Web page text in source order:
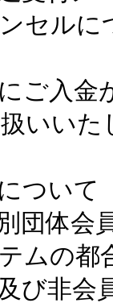
セル
ご入金
いい
ついて
団体会
ムの
び非会